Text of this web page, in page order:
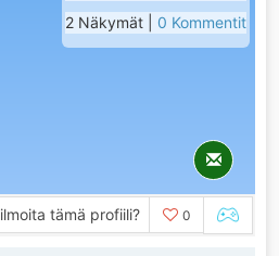
2 Näkymät | 0 Kommentit
ilmoita tämä profiili? 0